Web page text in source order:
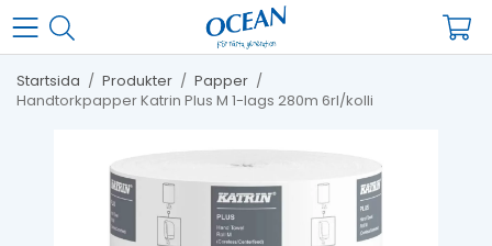
Startsida / Produkter / Papper /
Handtorkpapper Katrin Plus M 1-lags 280m 6rl/kolli